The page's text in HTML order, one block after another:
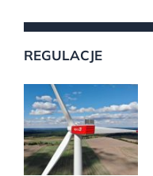
REGULACJE